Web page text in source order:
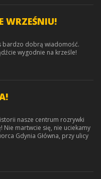
WRZEŚNIU!
bardzo dobrą wiadomość.
wygodnie na krześle!
nasze centrum rozrywki
Nie martwcie się, nie uciekamy
Gdynia Główna, przy ulicy